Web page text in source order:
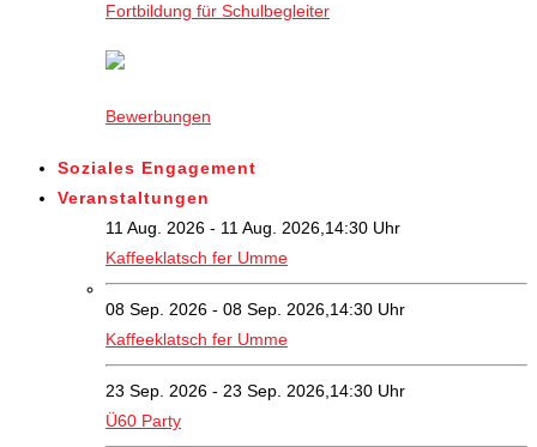
Fortbildung für Schulbegleiter
Bewerbungen
Soziales Engagement
Veranstaltungen
11 Aug. 2026 - 11 Aug. 2026,14:30 Uhr
Kaffeeklatsch fer Umme
08 Sep. 2026 - 08 Sep. 2026,14:30 Uhr
Kaffeeklatsch fer Umme
23 Sep. 2026 - 23 Sep. 2026,14:30 Uhr
Ü60 Party